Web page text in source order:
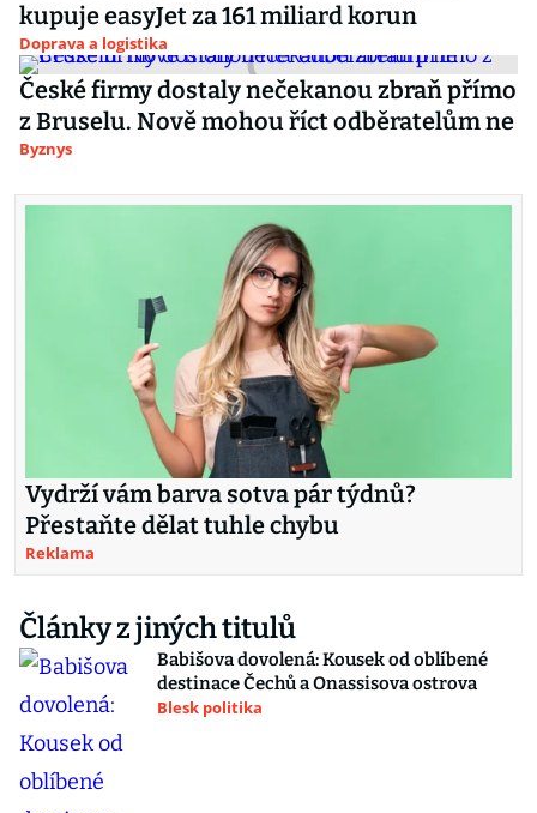
kupuje easyJet za 161 miliard korun
Doprava a logistika
České firmy dostaly nečekanou zbraň přímo
z Bruselu. Nově mohou říct odběratelům ne
Byznys
Vydrží vám barva sotva pár týdnů?
Přestaňte dělat tuhle chybu
Reklama
Články z jiných titulů
Babišova dovolená: Kousek od oblíbené
destinace Čechů a Onassisova ostrova
Blesk politika